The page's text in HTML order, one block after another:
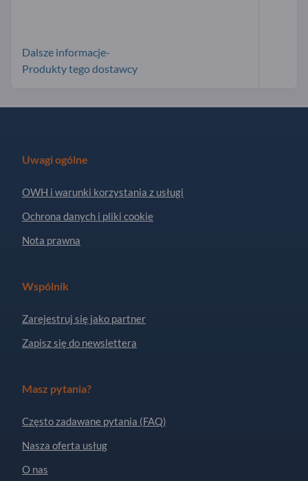
Dalsze informacje-
Produkty tego dostawcy
Uwagi ogólne
OWH i warunki korzystania z usługi
Ochrona danych i pliki cookie
Nota prawna
Wspólnik
Zarejestruj się jako partner
Zapisz się do newslettera
Masz pytania?
Często zadawane pytania (FAQ)
Nasza oferta usług
O nas